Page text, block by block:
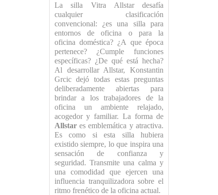
La silla Vitra Allstar desafía
cualquier clasificación
convencional: ¿es una silla para
entornos de oficina o para la
oficina doméstica? ¿A que época
pertenece? ¿Cumple funciones
específicas? ¿De qué está hecha?
Al desarrollar Allstar, Konstantin
Grcic dejó todas estas preguntas
deliberadamente abiertas para
brindar a los trabajadores de la
oficina un ambiente relajado,
acogedor y familiar. La forma de
Allstares emblemática y atractiva.
Es como si esta silla hubiera
existido siempre, lo que inspira una
sensación de confianza y
seguridad. Transmite una calma y
una comodidad que ejercen una
influencia tranquilizadora sobre el
ritmo frenético de la oficina actual.